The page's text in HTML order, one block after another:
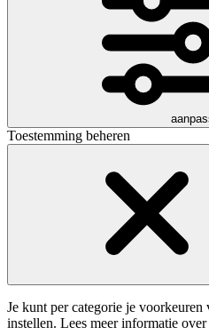
Toestemming beheren
Je kunt per categorie je
instellen. Lees meer informatie